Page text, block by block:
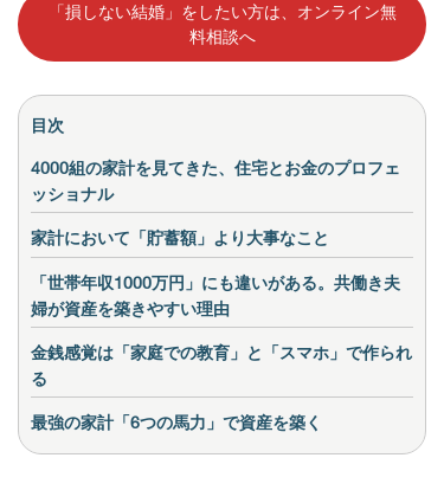
「損しない結婚」をしたい方は、オンライン無
料相談へ
目次
4000組の家計を見てきた、住宅とお金のプロフェ
ッショナル
家計において「貯蓄額」より大事なこと
「世帯年収1000万円」にも違いがある。共働き夫
婦が資産を築きやすい理由
金銭感覚は「家庭での教育」と「スマホ」で作られ
る
最強の家計「6つの馬力」で資産を築く